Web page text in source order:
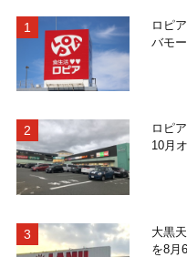
ロピ
バモ
ロピ
10月
大黒
を8月